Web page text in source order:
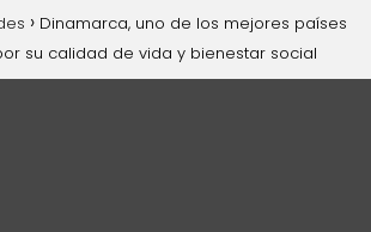
Dinamarca, uno de los mejores países
su calidad de vida y bienestar social